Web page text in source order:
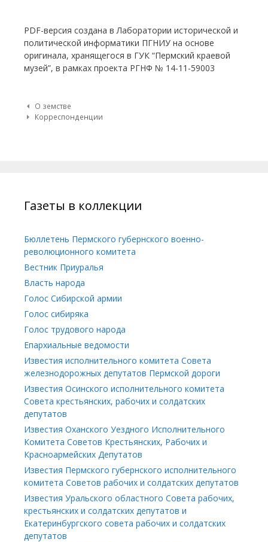
PDF-версия создана в Лаборатории исторической и
политической информатики ПГНИУ на основе
оригинала, хранящегося в ГУК “Пермский краевой
музей”, в рамках проекта РГНФ № 14-11-59003
Post navigation
О земстве
Корреспонденции
Газеты в коллекции
Бюллетень Пермского губернского военно-
революционного комитета
Вестник Приуралья
Власть народа
Голос Сибирской армии
Голос сибиряка
Голос трудового народа
Епархиальные ведомости
Известия исполнительного комитета Совета
железнодорожных депутатов Пермской дороги
Известия Осинского исполнительного комитета
Совета крестьянских, рабочих и солдатских
депутатов
Известия Оханского Уездного Исполнительного
Комитета Советов Крестьянских, Рабочих и
Красноармейских Депутатов
Известия Пермского губернского исполнительного
комитета Советов рабочих и солдатских депутатов
Известия Уральского областного Совета рабочих,
крестьянских и солдатских депутатов и
Екатеринбургского совета рабочих и солдатских
депутатов